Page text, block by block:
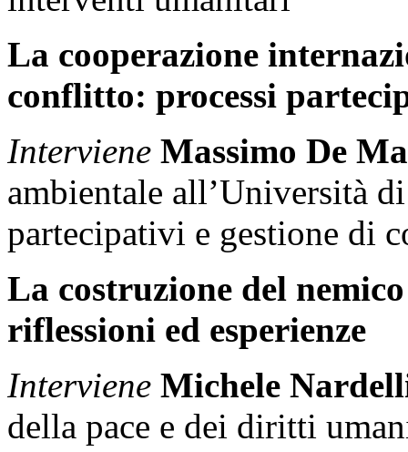
La cooperazione
conflitto: processi
Interviene Massimo De
ambientale all’Università
partecipativi e gestione di
La costruzione del
riflessioni ed esperienze
Interviene Michele
della pace e dei diritti